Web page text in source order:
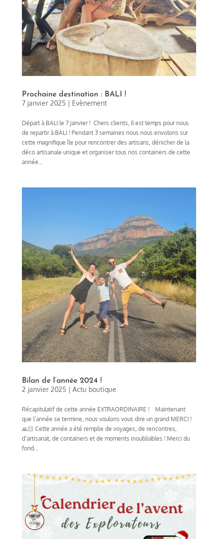
Prochaine destination : BALI !
7 janvier 2025| Evènement
Départ à BALI le 7 janvier ! Chers clients, Il est temps pour nous
de repartir à BALI ! Pendant 3 semaines nous nous envolons sur
cette magnifique île pour rencontrer des artisans, dénicher de la
déco artisanale unique et organiser tous nos containers de cette
année...
Bilan de l’année 2024 !
2 janvier 2025| Actu boutique
Récapitulatif de cette année EXTRAORDINAIRE ! Maintenant
que l’année se termine, nous voulons vous dire un grand MERCI !
🙏🏻 Cette année a été remplie de voyages, de rencontres,
d’artisanat, de containers et de moments inoubliables ! Merci du
fond...